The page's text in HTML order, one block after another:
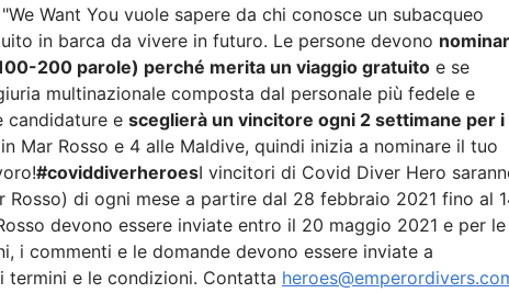
Want You vuole sapere da chi conosce un subacqueo
in barca da vivere in futuro. Le persone devono
200 parole) perché merita un viaggio gratuitoe se
multinazionale composta dal personale più fedele e
candidature e sceglierà un vincitore ogni 2 settimane per i
Mar Rosso e 4 alle Maldive, quindi inizia a nominare il tuo
#coviddiverheroesI vincitori di Covid Diver Hero
di ogni mese a partire dal 28 febbraio 2021 fino al
devono essere inviate entro il 20 maggio 2021 e per le
i commenti e le domande devono essere inviate a
termini e le condizioni. Contatta